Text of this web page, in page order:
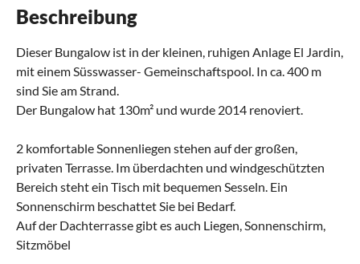
Beschreibung
Dieser Bungalow ist in der kleinen, ruhigen Anlage El Jardin,
mit einem Süsswasser- Gemeinschaftspool. In ca. 400 m
sind Sie am Strand.
Der Bungalow hat 130m² und wurde 2014 renoviert.
2 komfortable Sonnenliegen stehen auf der großen,
privaten Terrasse. Im überdachten und windgeschützten
Bereich steht ein Tisch mit bequemen Sesseln. Ein
Sonnenschirm beschattet Sie bei Bedarf.
Auf der Dachterrasse gibt es auch Liegen, Sonnenschirm,
Sitzmöbel